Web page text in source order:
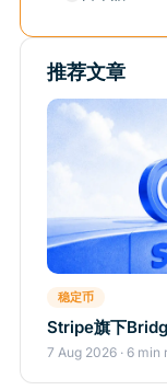
推荐文章
稳定币
Stripe旗下
7 Aug 2026 · 6 min